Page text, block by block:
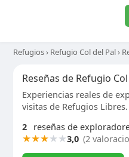
Refugios› Refugio Col del Pal›
Reseñas de Refugio
Experiencias reales de
visitas de Refugios Libres.
2
reseñas de
★★★★★3,0 (2